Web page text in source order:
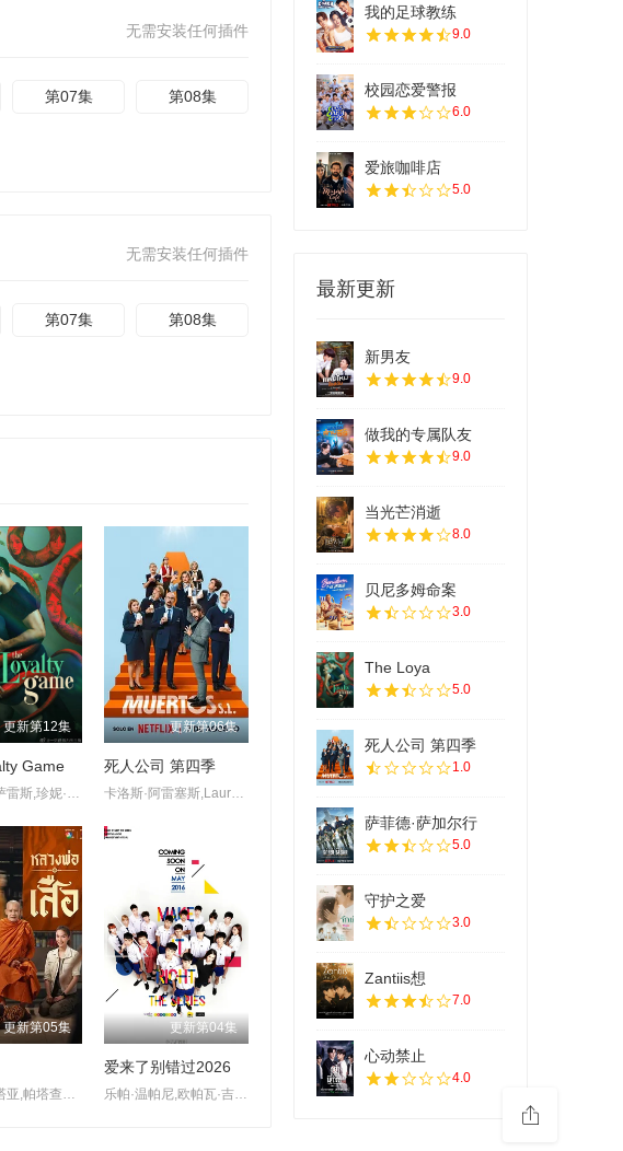
无需安装任何插件
第07集 第08集
无需安装任何插件
第07集 第08集
更新第12集
Game
杰里科·罗萨雷斯,珍妮·古铁雷斯,卡米娜·维拉罗尔
更新第06集
死人公司 第四季
卡洛斯·阿雷塞斯,Laura·Caballero
更新第05集
查纳鹏·萨塔亚,帕塔查雅·平莎莫,维察亚蓬·亚姆萨德,Tide·Ekkapun·Bunluerit,Thanutsaluk·Hudson,Ndol·Knin
更新第04集
爱来了别错过2026
乐帕·温帕尼,欧帕瓦·吉沙晚迪,洪天逸,林乐杰,平贲·帕尼同通隆,司提瓦·因恩巴同,皮安崇·达姆容桑托恩查
我的足球教练
9.0
校园恋爱警报
6.0
爱旅咖啡店
5.0
最新更新
新男友
9.0
做我的专属队友
9.0
当光芒消逝
8.0
贝尼多姆命案
3.0
The Loya
5.0
死人公司 第四季
1.0
萨菲德·萨加尔行
5.0
守护之爱
3.0
Zantiis想
7.0
心动禁止
4.0